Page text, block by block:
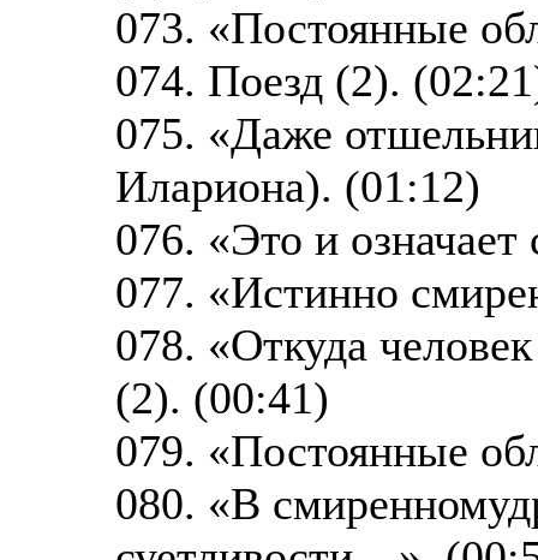
073. «Постоянные
074. Поезд (2).
075. «Даже
Илариона). (01:12)
076. «Это и
077. «Истинно
078. «Откуда
(2). (00:41)
079. «Постоянные
080. «В